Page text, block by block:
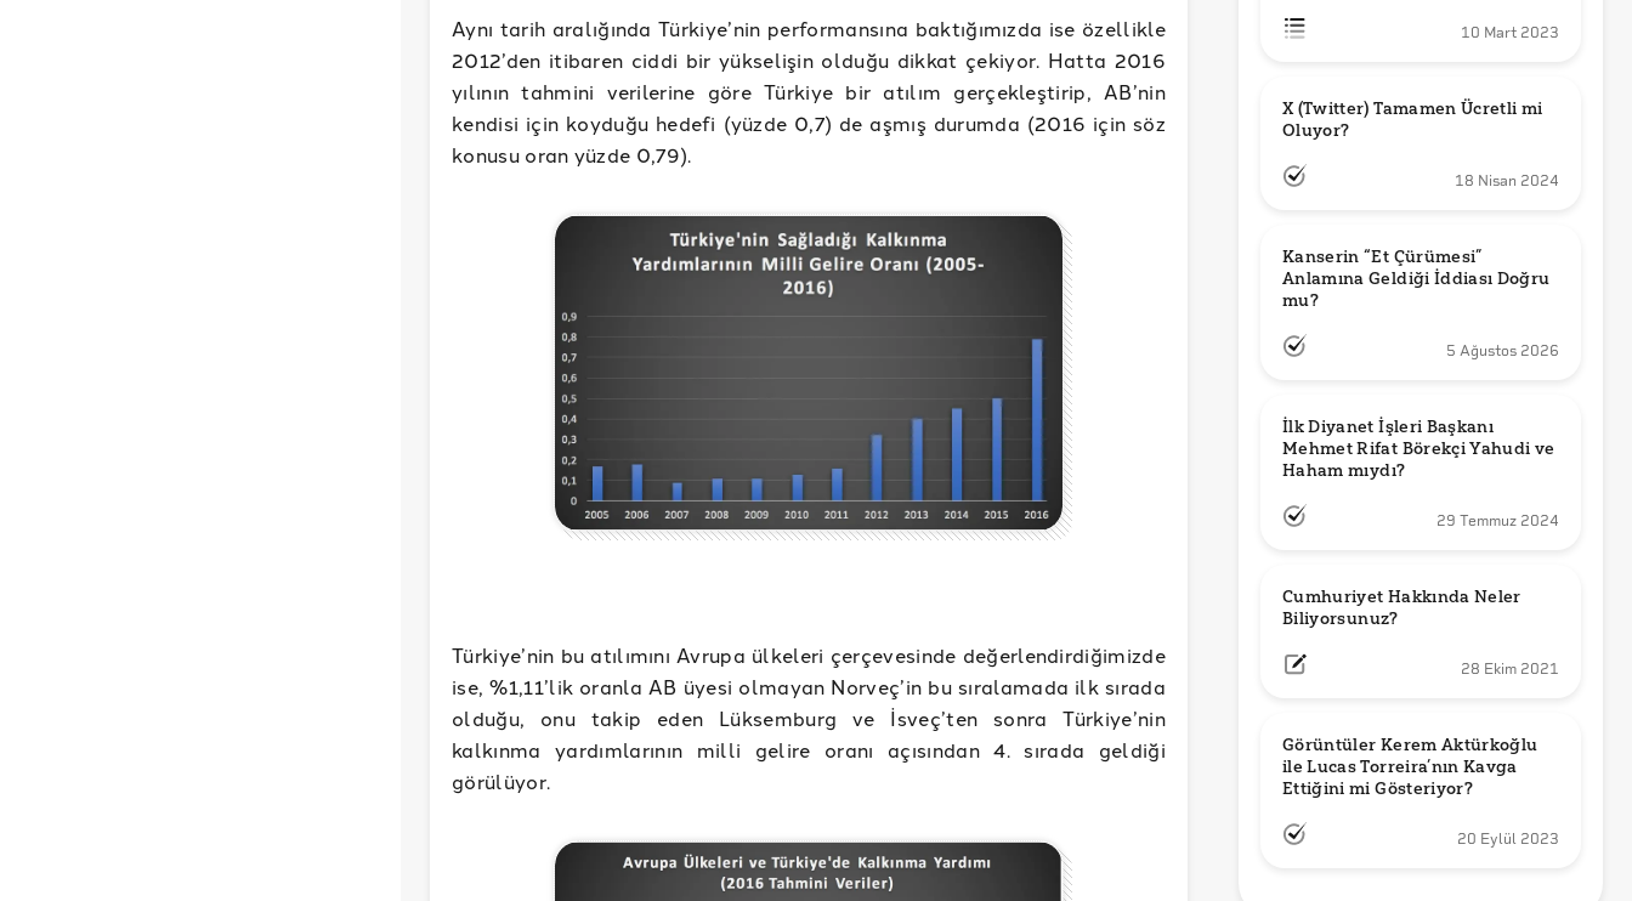
Aynı tarih aralığında Türkiye’nin performansına baktığımızda ise özellikle
2012’den itibaren ciddi bir yükselişin olduğu dikkat çekiyor. Hatta 2016
yılının tahmini verilerine göre Türkiye bir atılım gerçekleştirip, AB’nin
kendisi için koyduğu hedefi (yüzde 0,7) de aşmış durumda (2016 için söz
konusu oran yüzde 0,79).
Türkiye’nin bu atılımını Avrupa ülkeleri çerçevesinde değerlendirdiğimizde
ise, %1,11’lik oranla AB üyesi olmayan Norveç’in bu sıralamada ilk sırada
olduğu, onu takip eden Lüksemburg ve İsveç’ten sonra Türkiye’nin
kalkınma yardımlarının milli gelire oranı açısından 4. sırada geldiği
görülüyor.
10 Mart 2023
X (Twitter) Tamamen Ücretli mi
Oluyor?
18 Nisan 2024
Kanserin “Et Çürümesi”
Anlamına Geldiği İddiası Doğru
mu?
5 Ağustos 2026
İlk Diyanet İşleri Başkanı
Mehmet Rifat Börekçi Yahudi ve
Haham mıydı?
29 Temmuz 2024
Cumhuriyet Hakkında Neler
Biliyorsunuz?
28 Ekim 2021
Görüntüler Kerem Aktürkoğlu
ile Lucas Torreira’nın Kavga
Ettiğini mi Gösteriyor?
20 Eylül 2023